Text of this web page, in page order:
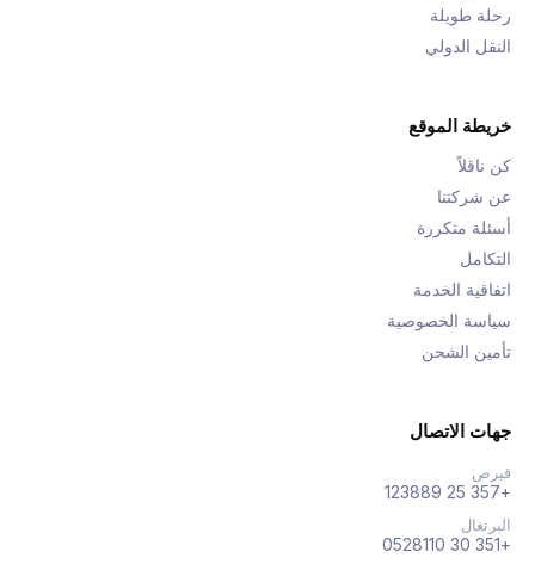
رحلة طويلة
النقل الدولي
خريطة الموقع
كن ناقلاً
عن شركتنا
أسئلة متكررة
التكامل
اتفاقية الخدمة
سياسة الخصوصية
تأمين الشحن
جهات الاتصال
قبرص
+357 25 123889
البرتغال
+351 30 0528110